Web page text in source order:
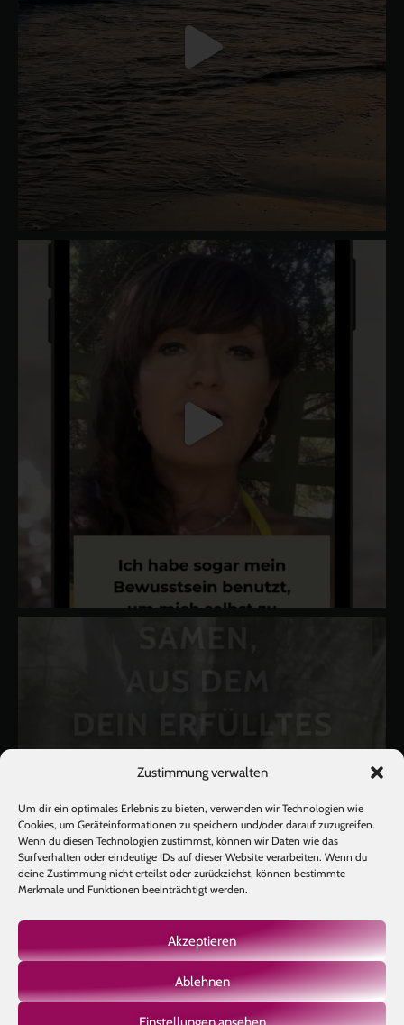
Zustimmung verwalten
Um dir ein optimales Erlebnis zu bieten, verwenden wir Technologien wie
Cookies, um Geräteinformationen zu speichern und/oder darauf zuzugreifen.
Wenn du diesen Technologien zustimmst, können wir Daten wie das
Surfverhalten oder eindeutige IDs auf dieser Website verarbeiten. Wenn du
deine Zustimmung nicht erteilst oder zurückziehst, können bestimmte
Merkmale und Funktionen beeinträchtigt werden.
Akzeptieren
Ablehnen
Mehr laden Auf Instagram folgen